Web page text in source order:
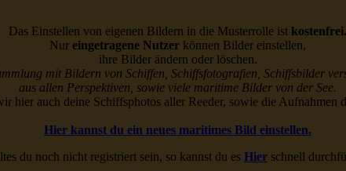
Das Einstellen von eigenen Bildern in die Musterrolle ist kostenfrei.
Nur eingetragene Nutzer können Bilder einstellen,
ihre Bilder ändern oder löschen.
mit Bildern von Schiffen, Schiffsfotografien, Schiffsbilder
aus allen Perspektiven, sowie viele maritime Bilder von der See.
hier auch deine Schiffsphotos aller Reeder, sowie die Aufnahmen
Hier kannst du ein neues maritimes Bild einstellen.
du noch nicht registriert sein, so kannst du es Hier schnell